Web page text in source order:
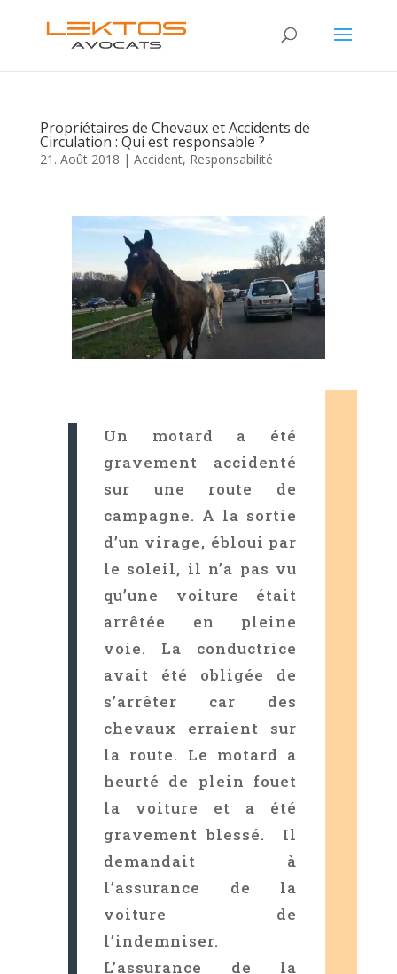
Propriétaires de Chevaux et Accidents de
Circulation : Qui est responsable ?
21. Août 2018 | Accident, Responsabilité
Un motard a été
gravement accidenté
sur une route de
campagne. A la sortie
d’un virage, ébloui par
le soleil, il n’a pas vu
qu’une voiture était
arrêtée en pleine
voie. La conductrice
avait été obligée de
s’arrêter car des
chevaux erraient sur
la route. Le motard a
heurté de plein fouet
la voiture et a été
gravement blessé. Il
demandait à
l’assurance de la
voiture de
l’indemniser.
L’assurance de la